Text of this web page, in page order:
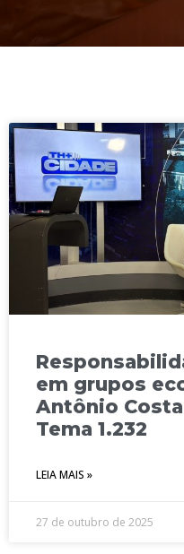
em grupos
Antônio
Tema 1.232
LEIA MAIS »
27 de outubro de 2025